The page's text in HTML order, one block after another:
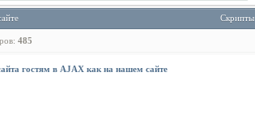
Скрипты
485
гостям в AJAX как на нашем сайте